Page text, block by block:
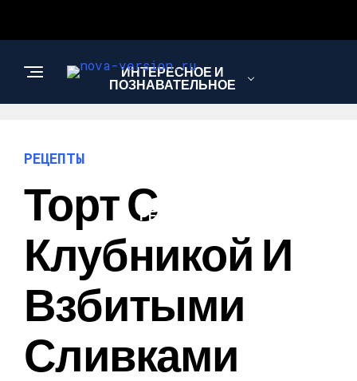
ИНТЕРЕСНОЕ И
ПОЗНАВАТЕЛЬНОЕ
РЕЦЕПТЫ
РЕЦЕПТЫ
Торт С
Клубникой И
Взбитыми
Сливками